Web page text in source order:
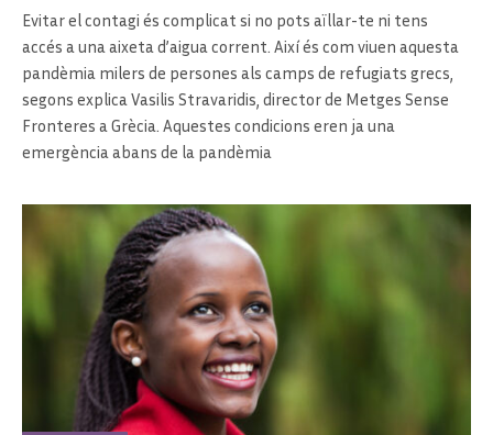
Evitar el contagi és complicat si no pots aïllar-te ni tens
accés a una aixeta d’aigua corrent. Així és com viuen aquesta
pandèmia milers de persones als camps de refugiats grecs,
segons explica Vasilis Stravaridis , director de Metges Sense
Fronteres a Grècia. Aquestes condicions eren ja una
emergència abans de la pandèmia